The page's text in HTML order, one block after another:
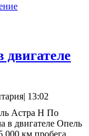
| 13:02
в двигателе Опель
000 км пробега.